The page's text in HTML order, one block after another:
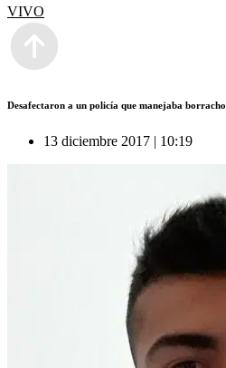
VIVO
Desafectaron a un policía que manejaba borracho
13 diciembre 2017 | 10:19